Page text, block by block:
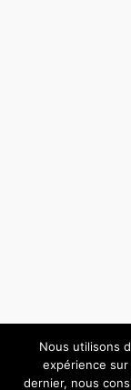
Nous utilisons
expérience
dernier, nous